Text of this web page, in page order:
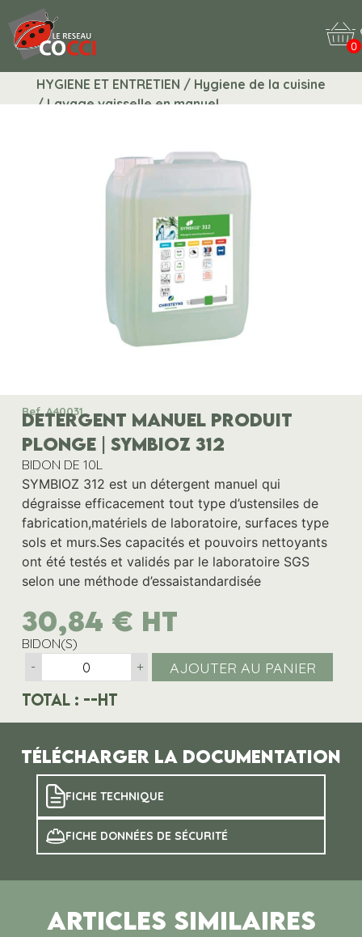
0
HYGIENE ET ENTRETIEN / Hygiene de la cuisine
/ Lavage vaisselle en manuel
Ref. A40031
DETERGENT MANUEL PRODUIT
PLONGE | SYMBIOZ 312
BIDON DE 10L
SYMBIOZ 312 est un détergent manuel qui
dégraisse efficacement tout type d’ustensiles de
fabrication,matériels de laboratoire, surfaces type
sols et murs.Ses capacités et pouvoirs nettoyants
ont été testés et validés par le laboratoire SGS
selon une méthode d’essaistandardisée
30,84 € HT
BIDON(S)
-
+ AJOUTER AU PANIER
Total : --HT
Télécharger la documentation
FICHE TECHNIQUE
FICHE DONNÉES DE SÉCURITÉ
ARTICLES SIMILAIRES